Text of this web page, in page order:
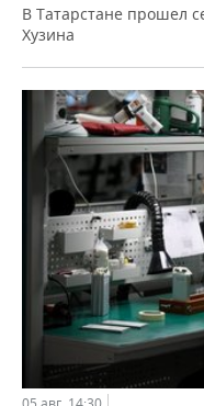
В Татарстане прошел
Хузина